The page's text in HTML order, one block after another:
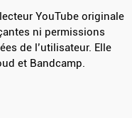
YouTube originale
ni permissions
de l’utilisateur. Elle
et Bandcamp.